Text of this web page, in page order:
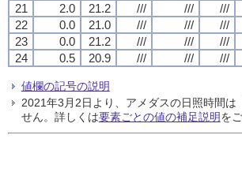
21
2.0 21.2 /// /// ///
22
0.0 21.0 /// /// ///
23
0.0 21.2 /// /// ///
24
0.5 20.9 /// /// ///
値欄の記号の説明
2021年3月2日より、アメダスの日照時間
せん。詳しくは要素ごとの値の補足説明を